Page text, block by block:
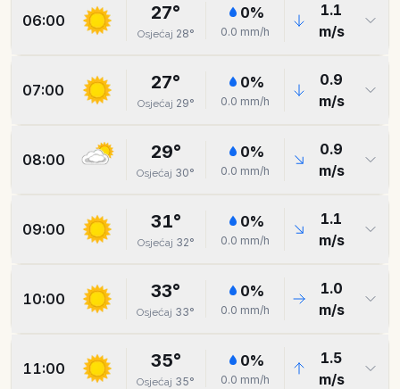
06:00 27°
Osjećaj 28°
0%
0.0 mm/h
1.1
m/s
07:00 27°
Osjećaj 29°
0%
0.0 mm/h
0.9
m/s
08:00 29°
Osjećaj 30°
0%
0.0 mm/h
0.9
m/s
09:00 31°
Osjećaj 32°
0%
0.0 mm/h
1.1
m/s
10:00 33°
Osjećaj 33°
0%
0.0 mm/h
1.0
m/s
11:00 35°
Osjećaj 35°
0%
0.0 mm/h
1.5
m/s